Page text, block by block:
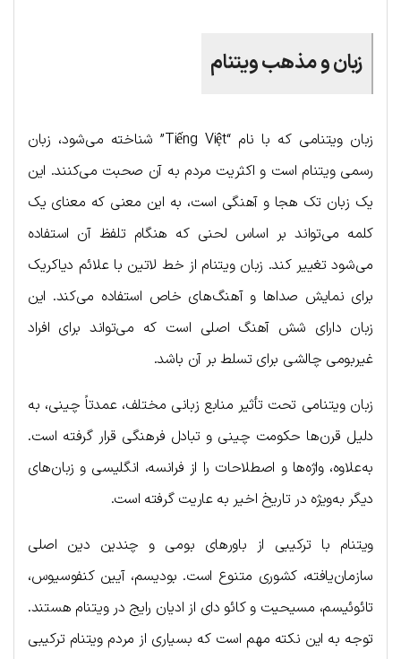
زبان و مذهب ویتنام
زبان ویتنامی که با نام “Tiếng Việt” شناخته می‌شود، زبان
رسمی ویتنام است و اکثریت مردم به آن صحبت می‌کنند. این
یک زبان تک هجا و آهنگی است، به این معنی که معنای یک
کلمه می‌تواند بر اساس لحنی که هنگام تلفظ آن استفاده
می‌شود تغییر کند. زبان ویتنام از خط لاتین با علائم دیاکریک
برای نمایش صداها و آهنگ‌های خاص استفاده می‌کند. این
زبان دارای شش آهنگ اصلی است که می‌تواند برای افراد
غیربومی چالشی برای تسلط بر آن باشد.
زبان ویتنامی تحت تأثیر منابع زبانی مختلف، عمدتاً چینی، به
دلیل قرن‌ها حکومت چینی و تبادل فرهنگی قرار گرفته است.
به‌علاوه، واژه‌ها و اصطلاحات را از فرانسه، انگلیسی و زبان‌های
دیگر به‌ویژه در تاریخ اخیر به عاریت گرفته است.
ویتنام با ترکیبی از باورهای بومی و چندین دین اصلی
سازمان‌یافته، کشوری متنوع است. بودیسم، آیین کنفوسیوس،
تائوئیسم، مسیحیت و کائو دای از ادیان رایج در ویتنام هستند.
توجه به این نکته مهم است که بسیاری از مردم ویتنام ترکیبی